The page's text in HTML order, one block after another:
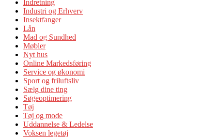
Indretning
Industri og Erhverv
Insektfanger
Lån
Mad og Sundhed
Møbler
Nyt hus
Online Markedsføring
Service og økonomi
Sport og friluftsliv
Sælg dine ting
Søgeoptimering
Tøj
Tøj og mode
Uddannelse & Ledelse
Voksen legetøj